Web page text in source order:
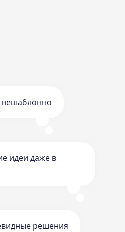
нешаблонно
идеи даже в
решения